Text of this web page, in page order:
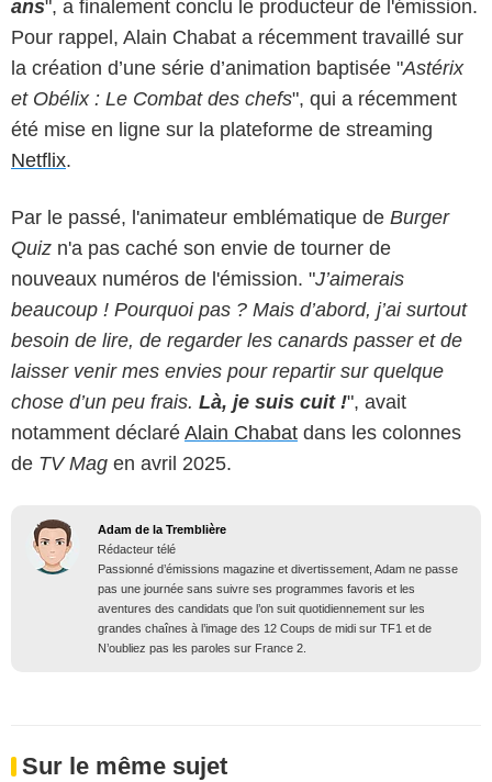
ans", a finalement conclu le producteur de l'émission.
Pour rappel, Alain Chabat a récemment travaillé sur
la création d’une série d’animation baptisée "Astérix
et Obélix : Le Combat des chefs", qui a récemment
été mise en ligne sur la plateforme de streaming
Netflix.
Par le passé, l'animateur emblématique de Burger
Quiz n'a pas caché son envie de tourner de
nouveaux numéros de l'émission. "J’aimerais
beaucoup ! Pourquoi pas ? Mais d’abord, j’ai surtout
besoin de lire, de regarder les canards passer et de
laisser venir mes envies pour repartir sur quelque
chose d’un peu frais. Là, je suis cuit !", avait
notamment déclaré Alain Chabat dans les colonnes
de TV Mag en avril 2025.
Adam de la Tremblière
Rédacteur télé
Passionné d’émissions magazine et divertissement, Adam ne passe
pas une journée sans suivre ses programmes favoris et les
aventures des candidats que l’on suit quotidiennement sur les
grandes chaînes à l’image des 12 Coups de midi sur TF1 et de
N’oubliez pas les paroles sur France 2.
Sur le même sujet